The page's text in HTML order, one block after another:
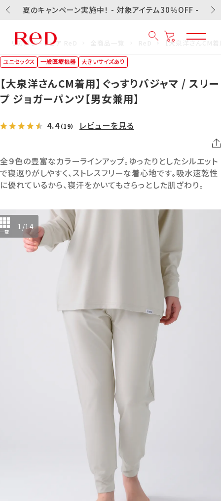
夏のキャンペーン実施中！ - 対象アイテム30％OFF -
リカバリーウェア ReD 【大泉洋さんCM
ユニセックス 一般医療機器 大きいサイズあり
【大泉洋さんCM着用】ぐっすりパジャマ / スリー
プ ジョガーパンツ【男女兼用】
4.4（19） レビューを見る
全９色の豊富なカラーラインアップ。ゆったりとしたシルエット
で寝返りがしやすく、ストレスフリーな着心地です。吸水速乾性
に優れているから、寝汗をかいてもさらっとした肌ざわり。
一覧
1/14